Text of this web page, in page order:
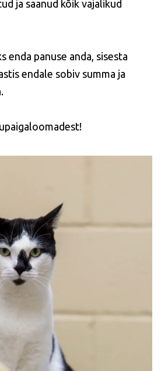
ja saanud kõik vajalikud
enda panuse anda, sisesta
endale sobiv summa ja